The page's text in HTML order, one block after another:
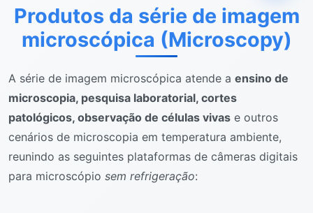
Produtos da série de imagem
microscópica (Microscopy)
A série de imagem microscópica atende a ensino de
microscopia, pesquisa laboratorial, cortes
patológicos, observação de células vivas e outros
cenários de microscopia em temperatura ambiente,
reunindo as seguintes plataformas de câmeras digitais
para microscópio sem refrigeração: